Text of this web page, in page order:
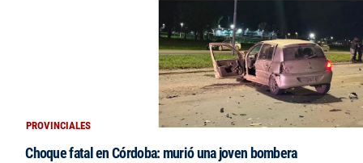
PROVINCIALES
Choque fatal en Córdoba: murió una joven bombera